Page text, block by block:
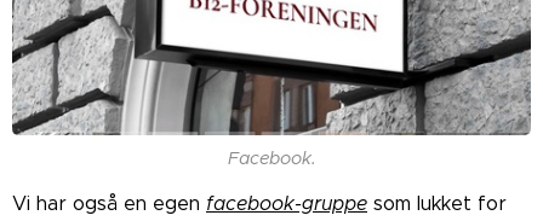
Facebook.
Vi har også en egen facebook-gruppe som lukket for